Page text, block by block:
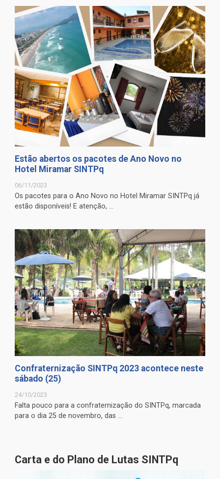
Estão abertos os pacotes de Ano Novo no
Hotel Miramar SINTPq
06/11/2023
Os pacotes para o Ano Novo no Hotel Miramar SINTPq já
estão disponíveis! E atenção, ...
Confraternização SINTPq 2023 acontece neste
sábado (25)
24/10/2023
Falta pouco para a confraternização do SINTPq, marcada
para o dia 25 de novembro, das ...
Carta e do Plano de Lutas SINTPq